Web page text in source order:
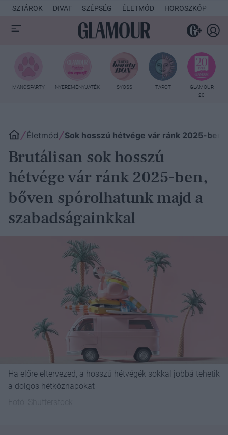
SZTÁROK DIVAT SZÉPSÉG ÉLETMÓD HOROSZKÓP
MANCSPARTY NYEREMÉNYJÁTÉK SYOSS TAROT
GLAMOUR
20
Életmód Sok hosszú hétvége vár ránk 2025-ben,
Brutálisan sok hosszú
hétvége vár ránk 2025-ben,
bőven spórolhatunk majd a
szabadságainkkal
Ha előre eltervezed, a hosszú hétvégék sokkal jobbá tehetik
a dolgos hétköznapokat